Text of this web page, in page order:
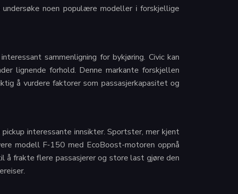
noen populære modeller i forskjellige
sammenligning for bykjøring. Civic kan
lignende forhold. Denne markante forskjellen
å vurdere faktorer som passasjerkapasitet og
interessante innsikter. Sportster, mer kjent
modell F-150 med EcoBoost-motoren oppnå
frakte flere passasjerer og store last gjøre den